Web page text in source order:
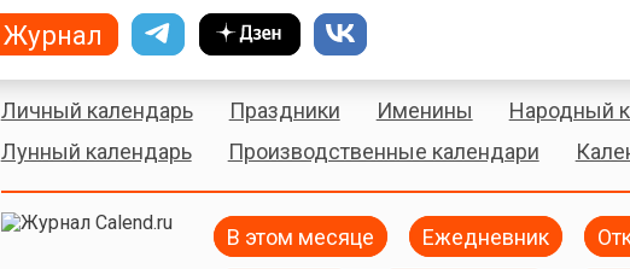
Личный календарь Праздники Именины Народный
Лунный календарь
Производственные календари
В этом месяце Ежедневник
Журнал